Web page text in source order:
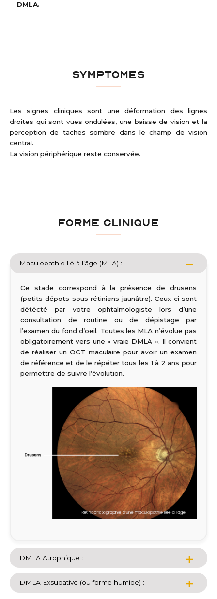
DMLA.
SYMPTOMES
Les signes cliniques sont une déformation des lignes
droites qui sont vues ondulées, une baisse de vision et la
perception de taches sombre dans le champ de vision
central.
La vision périphérique reste conservée.
FORME CLINIQUE
Maculopathie lié à l’âge (MLA) :
Ce stade correspond à la présence de drusens
(petits dépots sous rétiniens jaunâtre). Ceux ci sont
détécté par votre ophtalmologiste lors d’une
consultation de routine ou de dépistage par
l’examen du fond d’oeil. Toutes les MLA n’évolue pas
obligatoirement vers une « vraie DMLA ». Il convient
de réaliser un OCT maculaire pour avoir un examen
de référence et de le répéter tous les 1 à 2 ans pour
permettre de suivre l’évolution.
DMLA Atrophique :
DMLA Exsudative (ou forme humide) :